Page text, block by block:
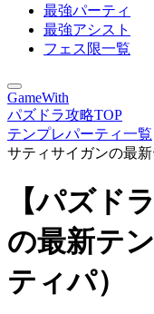
最強パーティ
最強アシスト
フェス限一覧
GameWith
パズドラ攻略TOP
テンプレパーティ一覧
サティサイガンの最
【パズド
の最新テ
ティパ）